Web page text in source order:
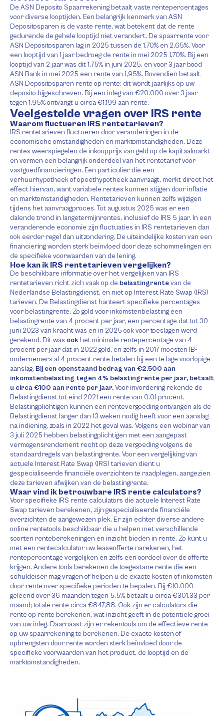
De ASN Deposito Spaarrekening betaalt vaste rentepercentages
voor diverse looptijden. Een belangrijk kenmerk van ASN
Depositosparen is de vaste rente, wat betekent dat de rente
gedurende de gehele looptijd niet verandert. De spaarrente voor
ASN Depositosparen lag in 2025 tussen de 1,70% en 2,65%. Voor
een looptijd van 1 jaar bedroeg de rente in mei 2025 1,70%. Bij een
looptijd van 2 jaar was dit 1,75% in juni 2025, en voor 3 jaar bood
ASN Bank in mei 2025 een rente van 1,95%. Bovendien betaalt
ASN Depositosparen rente op rente; dit wordt jaarlijks op uw
deposito bijgeschreven. Bij een inleg van €20.000 over 3 jaar
tegen 1,95% ontvangt u circa €1.199 aan rente.
Veelgestelde vragen over IRS rente
Waarom fluctueren IRS rentetarieven?
IRS rentetarieven fluctueren door veranderingen in de
economische omstandigheden en marktomstandigheden. Deze
rentes weerspiegelen de inkoopprijs van geld op de kapitaalmarkt
en vormen een belangrijk onderdeel van het rentetarief voor
vastgoedfinancieringen. Een particulier die een
verhuurhypotheek of opeethypotheek aanvraagt, merkt direct het
effect hiervan, want variabele rentes kunnen stijgen door inflatie
en marktomstandigheden. Rentetarieven kunnen zelfs wijzigen
tijdens het aanvraagproces. Tot augustus 2025 was er een
dalende trend in langetermijnrentes, inclusief de IRS 5 jaar. In een
veranderende economie zijn fluctuaties in IRS rentetarieven dan
ook eerder regel dan uitzondering. De uiteindelijke kosten van een
financiering worden sterk beïnvloed door deze schommelingen en
de specifieke voorwaarden van de lening.
Hoe kan ik IRS rentetarieven vergelijken?
De beschikbare informatie over het vergelijken van IRS
rentetarieven richt zich vaak op de belastingrentevan de
Nederlandse Belastingdienst, en niet op Interest Rate Swap (IRS)
tarieven. De Belastingdienst hanteert specifieke percentages
voor belastingrente. Zo gold voor inkomstenbelasting een
belastingrente van 4 procent per jaar, een percentage dat tot 30
juni 2023 van kracht was en in 2025 ook voor toeslagen werd
gerekend. Dit was ook het minimale rentepercentage van 4
procent per jaar dat in 2022 gold, en zelfs in 2017 moesten IB-
ondernemers al 4 procent rente betalen bij een te lage voorlopige
aanslag. Bij een openstaand bedrag van €2.500 aan
inkomstenbelasting tegen 4% belastingrente per jaar, betaalt
u circa €100 aan rente per jaar.Voor invordering rekende de
Belastingdienst tot eind 2021 een rente van 0.01 procent.
Belastingplichtigen kunnen een rentevergoeding ontvangen als de
Belastingdienst langer dan 13 weken nodig heeft voor een aanslag
na indiening, zoals in 2022 het geval was. Volgens een webinar van
3 juli 2025 hebben belastingplichtigen met een aangepast
vermogensrendement recht op deze vergoeding volgens de
standaardregels van belastingrente. Voor een vergelijking van
actuele Interest Rate Swap (IRS) tarieven dient u
gespecialiseerde financiële overzichten te raadplegen, aangezien
deze tarieven afwijken van de belastingrente.
Waar vind ik betrouwbare IRS rente calculators?
Voor specifieke IRS rente calculators die actuele Interest Rate
Swap tarieven berekenen, zijn gespecialiseerde financiële
overzichten de aangewezen plek. Er zijn echter diverse andere
online rentetools beschikbaar die u helpen met verschillende
soorten renteberekeningen en inzicht bieden in rente. Zo kunt u
met een rentecalculator uw leaseofferte narekenen, het
rentepercentage vergelijken en zelfs een oordeel over de offerte
krijgen. Andere tools berekenen de toegestane rente die een
schuldeiser mag vragen of helpen u de exacte kosten of inkomsten
door rente over specifieke perioden te bepalen. Bij €10.000
geleend over 36 maanden tegen 5,5% betaalt u circa €301,33 per
maand; totale rente circa €847,88. Ook zijn er calculators die
rente op rente berekenen, wat inzicht geeft in de potentiële groei
van uw inleg. Daarnaast zijn er rekentools om de effectieve rente
op uw spaarrekening te berekenen. De exacte kosten of
opbrengsten door rente worden sterk beïnvloed door de
specifieke voorwaarden van het product, de looptijd en de
marktomstandigheden.